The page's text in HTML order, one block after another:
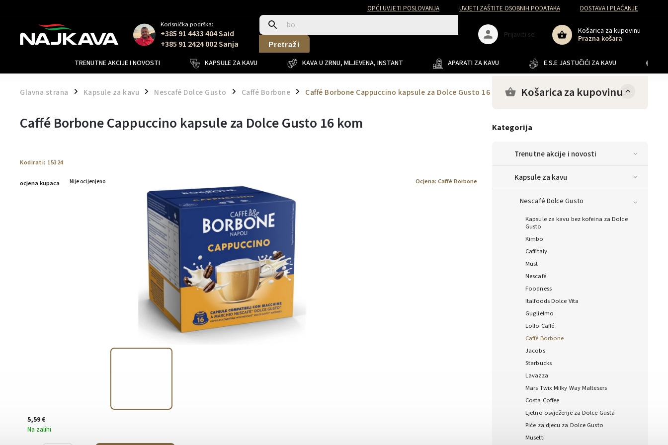
OPĆI UVJETI POSLOVANJA UVJETI ZAŠTITE OSOBNIH PODATAKA
DOSTAVA I PLAĆANJE
Korisnička podrška:
+385 91 4433 404 Said
+385 91 2424 002 Sanja
Pretraži
Košarica za kupovinu
Prazna košara
Prijaviti se
TRENUTNE AKCIJE I NOVOSTI KAPSULE ZA KAVU KAVA U ZRNU, MLJEVENA, INSTANT APARATI ZA KAVU E.S.E JASTUČIĆI ZA KAVU
Glavna strana / Kapsule za kavu / Nescafé Dolce Gusto / Caffé Borbone / Caffé Borbone Cappuccino kapsule za Dolce Gusto 16 kom Košarica za kupovinu
Kategorija
Trenutne akcije i novosti
Kapsule za kavu
Nescafé Dolce Gusto
Kapsule za kavu bez kofeina za Dolce
Gusto
Kimbo
Caffitaly
Must
Nescafé
Foodness
Italfoods Dolce Vita
Guglielmo
Lollo Caffé
Caffé Borbone
Jacobs
Starbucks
Lavazza
Mars Twix Milky Way Maltesers
Costa Coffee
Ljetno osvježenje za Dolce Gusta
Piće za djecu za Dolce Gusto
Musetti
Caffé Borbone Cappuccino kapsule za Dolce Gusto 16 kom
Kodirati: 15324
ocjena kupaca Nije ocijenjeno Ocjena: Caffé Borbone
5,59 €
Na zalihi